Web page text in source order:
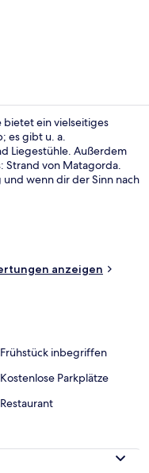
bietet ein vielseitiges
es gibt u. a.
Liegestühle. Außerdem
Strand von Matagorda.
wenn dir der Sinn nach
ist zum Frühstück,
weitere Highlights
5
kostenlosen Kinderclub.
Zustand der Unterkunft.
anzeigen
Frühstück inbegriffen
Kostenlose Parkplätze
Restaurant